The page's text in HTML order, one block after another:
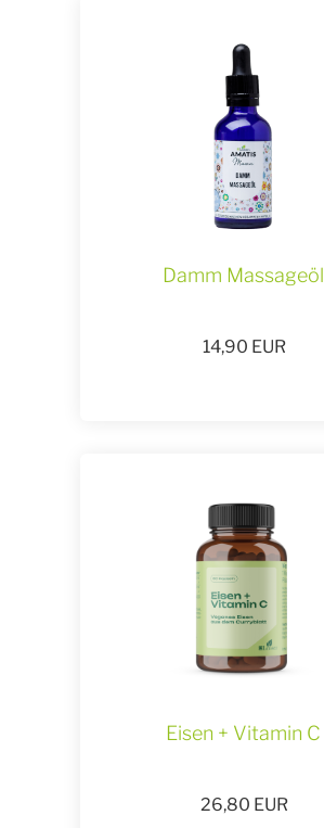
Damm Massageöl
14,90 EUR
Eisen + Vitamin C
26,80 EUR